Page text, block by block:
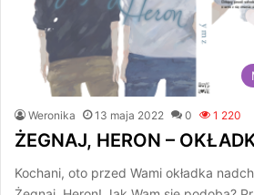
Weronika 13 maja 2022 0 1 220
ŻEGNAJ, HERON –
Kochani, oto przed Wami okładka